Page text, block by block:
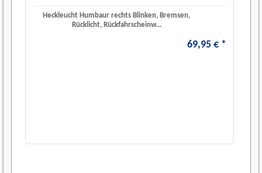
Heckleucht Humbaur rechts Blinken, Bremsen,
Rücklicht, Rückfahrscheinw...
69,95 € *